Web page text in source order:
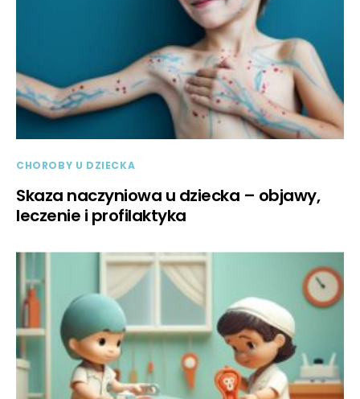
CHOROBY U DZIECKA
Skaza naczyniowa u dziecka – objawy,
leczenie i profilaktyka